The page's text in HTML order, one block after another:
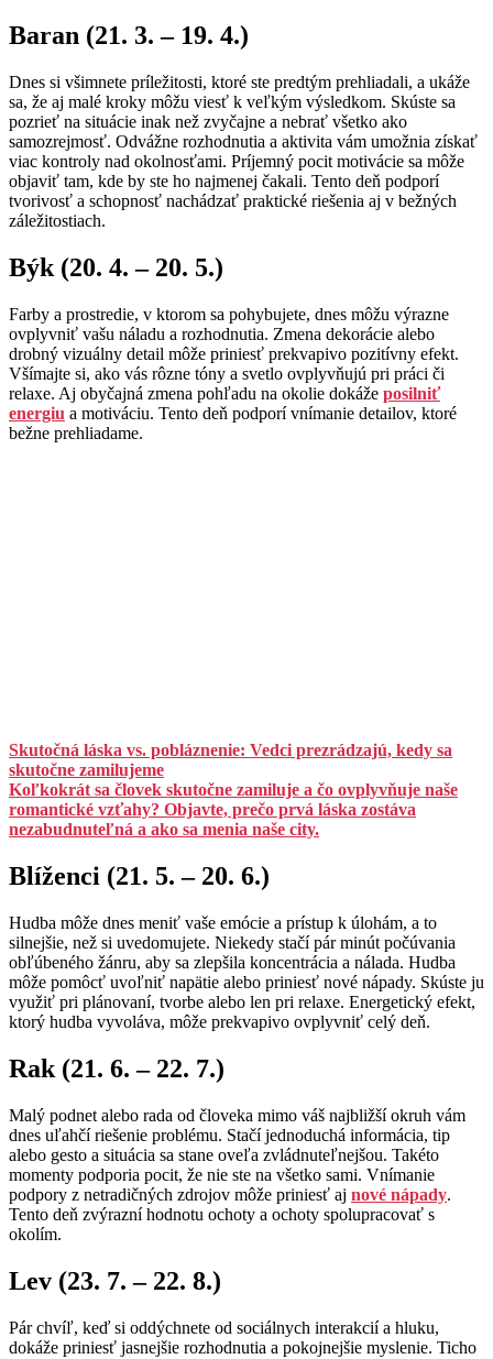
Baran (21. 3. – 19. 4.)
Dnes si všimnete príležitosti, ktoré ste predtým prehliadali, a ukáže
sa, že aj malé kroky môžu viesť k veľkým výsledkom. Skúste sa
pozrieť na situácie inak než zvyčajne a nebrať všetko ako
samozrejmosť. Odvážne rozhodnutia a aktivita vám umožnia získať
viac kontroly nad okolnosťami. Príjemný pocit motivácie sa môže
objaviť tam, kde by ste ho najmenej čakali. Tento deň podporí
tvorivosť a schopnosť nachádzať praktické riešenia aj v bežných
záležitostiach.
Býk (20. 4. – 20. 5.)
Farby a prostredie, v ktorom sa pohybujete, dnes môžu výrazne
ovplyvniť vašu náladu a rozhodnutia. Zmena dekorácie alebo
drobný vizuálny detail môže priniesť prekvapivo pozitívny efekt.
Všímajte si, ako vás rôzne tóny a svetlo ovplyvňujú pri práci či
relaxe. Aj obyčajná zmena pohľadu na okolie dokáže posilniť
energiu a motiváciu. Tento deň podporí vnímanie detailov, ktoré
bežne prehliadame.
Skutočná láska vs. pobláznenie: Vedci prezrádzajú, kedy sa
skutočne zamilujeme
Koľkokrát sa človek skutočne zamiluje a čo ovplyvňuje naše
romantické vzťahy? Objavte, prečo prvá láska zostáva
nezabudnuteľná a ako sa menia naše city.
Blíženci (21. 5. – 20. 6.)
Hudba môže dnes meniť vaše emócie a prístup k úlohám, a to
silnejšie, než si uvedomujete. Niekedy stačí pár minút počúvania
obľúbeného žánru, aby sa zlepšila koncentrácia a nálada. Hudba
môže pomôcť uvoľniť napätie alebo priniesť nové nápady. Skúste ju
využiť pri plánovaní, tvorbe alebo len pri relaxe. Energetický efekt,
ktorý hudba vyvoláva, môže prekvapivo ovplyvniť celý deň.
Rak (21. 6. – 22. 7.)
Malý podnet alebo rada od človeka mimo váš najbližší okruh vám
dnes uľahčí riešenie problému. Stačí jednoduchá informácia, tip
alebo gesto a situácia sa stane oveľa zvládnuteľnejšou. Takéto
momenty podporia pocit, že nie ste na všetko sami. Vnímanie
podpory z netradičných zdrojov môže priniesť aj nové nápady.
Tento deň zvýrazní hodnotu ochoty a ochoty spolupracovať s
okolím.
Lev (23. 7. – 22. 8.)
Pár chvíľ, keď si oddýchnete od sociálnych interakcií a hluku,
dokáže priniesť jasnejšie rozhodnutia a pokojnejšie myslenie. Ticho